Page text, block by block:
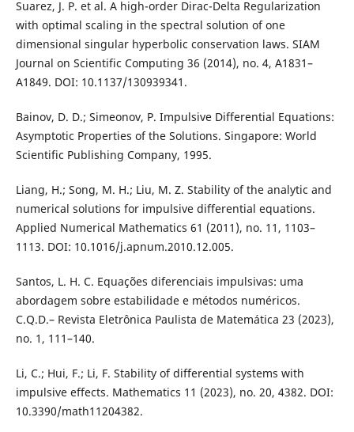
Suarez, J. P. et al. A high-order Dirac-Delta Regularization
with optimal scaling in the spectral solution of one
dimensional singular hyperbolic conservation laws. SIAM
Journal on Scientific Computing 36 (2014), no. 4, A1831–
A1849. DOI: 10.1137/130939341.
Bainov, D. D.; Simeonov, P. Impulsive Differential Equations:
Asymptotic Properties of the Solutions. Singapore: World
Scientific Publishing Company, 1995.
Liang, H.; Song, M. H.; Liu, M. Z. Stability of the analytic and
numerical solutions for impulsive differential equations.
Applied Numerical Mathematics 61 (2011), no. 11, 1103–
1113. DOI: 10.1016/j.apnum.2010.12.005.
Santos, L. H. C. Equações diferenciais impulsivas: uma
abordagem sobre estabilidade e métodos numéricos.
C.Q.D.– Revista Eletrônica Paulista de Matemática 23 (2023),
no. 1, 111–140.
Li, C.; Hui, F.; Li, F. Stability of differential systems with
impulsive effects. Mathematics 11 (2023), no. 20, 4382. DOI:
10.3390/math11204382.